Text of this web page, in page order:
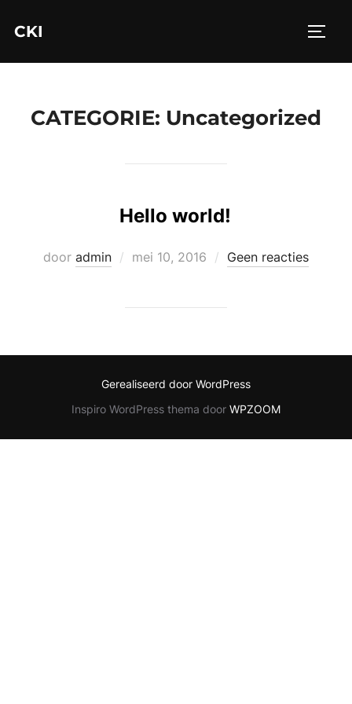
naarCKI
CATEGORIE: Uncategorized
Hello world!
door admin
Geplaatst
mei 10, 2016 Geen reacties
Gerealiseerd door WordPress
Inspiro WordPress thema door WPZOOM